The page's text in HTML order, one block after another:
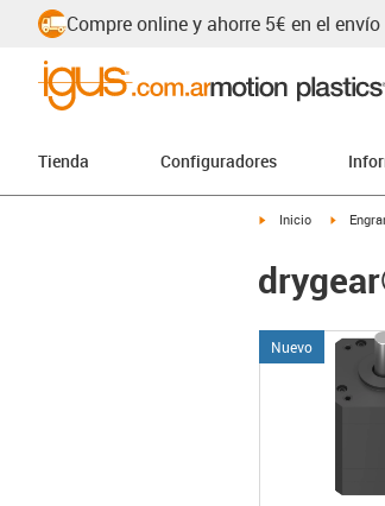
Compre online y ahorre 5€ en el envío
Tienda Configuradores
igus-icon-arrow-
Inicio igus-
Nuevo